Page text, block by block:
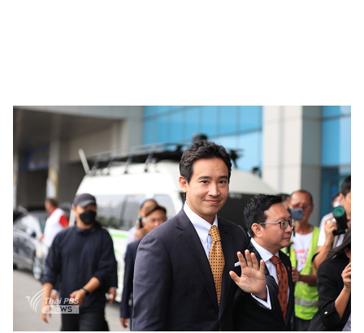
ดูด
ผู้
หญิง
ผู้ชาย
สุขภาพ
ท่อง
เที่ยว
สูตร